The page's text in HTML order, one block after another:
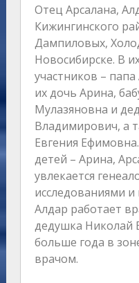
Отец Арсалана,
Кижингинского
Дампиловых,
Новосибирске. В
участников –
их дочь Арина,
Мулазяновна и
Владимирович, а
Евгения
детей – Арина,
увлекается
исследованиями
Алдар работает
дедушка Николай
больше года в
врачом.